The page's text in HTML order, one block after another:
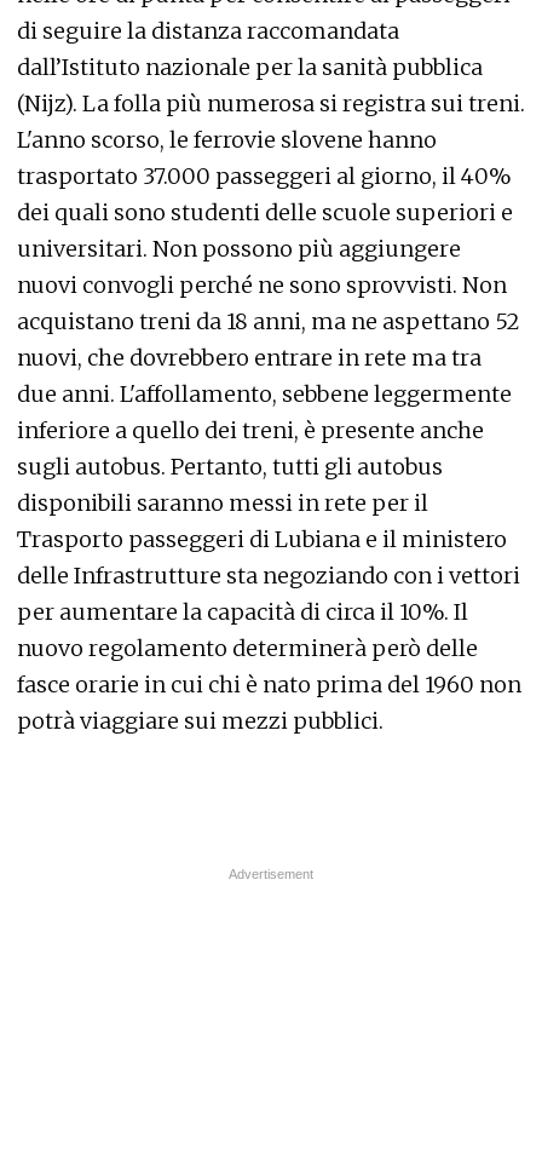
di seguire la distanza raccomandata
dall’Istituto nazionale per la sanità pubblica
(Nijz). La folla più numerosa si registra sui treni.
L'anno scorso, le ferrovie slovene hanno
trasportato 37.000 passeggeri al giorno, il 40%
dei quali sono studenti delle scuole superiori e
universitari. Non possono più aggiungere
nuovi convogli perché ne sono sprovvisti. Non
acquistano treni da 18 anni, ma ne aspettano 52
nuovi, che dovrebbero entrare in rete ma tra
due anni. L'affollamento, sebbene leggermente
inferiore a quello dei treni, è presente anche
sugli autobus. Pertanto, tutti gli autobus
disponibili saranno messi in rete per il
Trasporto passeggeri di Lubiana e il ministero
delle Infrastrutture sta negoziando con i vettori
per aumentare la capacità di circa il 10%. Il
nuovo regolamento determinerà però delle
fasce orarie in cui chi è nato prima del 1960 non
potrà viaggiare sui mezzi pubblici.